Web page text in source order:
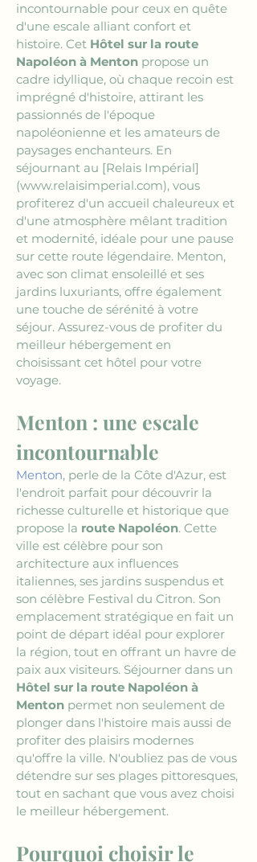
incontournable pour ceux en quête
d'une escale alliant confort et
histoire. Cet Hôtel sur la route
Napoléon à Menton propose un
cadre idyllique, où chaque recoin est
imprégné d'histoire, attirant les
passionnés de l'époque
napoléonienne et les amateurs de
paysages enchanteurs. En
séjournant au [Relais Impérial]
(www.relaisimperial.com), vous
profiterez d'un accueil chaleureux et
d'une atmosphère mêlant tradition
et modernité, idéale pour une pause
sur cette route légendaire. Menton,
avec son climat ensoleillé et ses
jardins luxuriants, offre également
une touche de sérénité à votre
séjour. Assurez-vous de profiter du
meilleur hébergement en
choisissant cet hôtel pour votre
voyage.
Menton : une escale
incontournable
Menton, perle de la Côte d'Azur, est
l'endroit parfait pour découvrir la
richesse culturelle et historique que
propose la route Napoléon. Cette
ville est célèbre pour son
architecture aux influences
italiennes, ses jardins suspendus et
son célèbre Festival du Citron. Son
emplacement stratégique en fait un
point de départ idéal pour explorer
la région, tout en offrant un havre de
paix aux visiteurs. Séjourner dans un
Hôtel sur la route Napoléon à
Menton permet non seulement de
plonger dans l'histoire mais aussi de
profiter des plaisirs modernes
qu'offre la ville. N'oubliez pas de vous
détendre sur ses plages pittoresques,
tout en sachant que vous avez choisi
le meilleur hébergement.
Pourquoi choisir le